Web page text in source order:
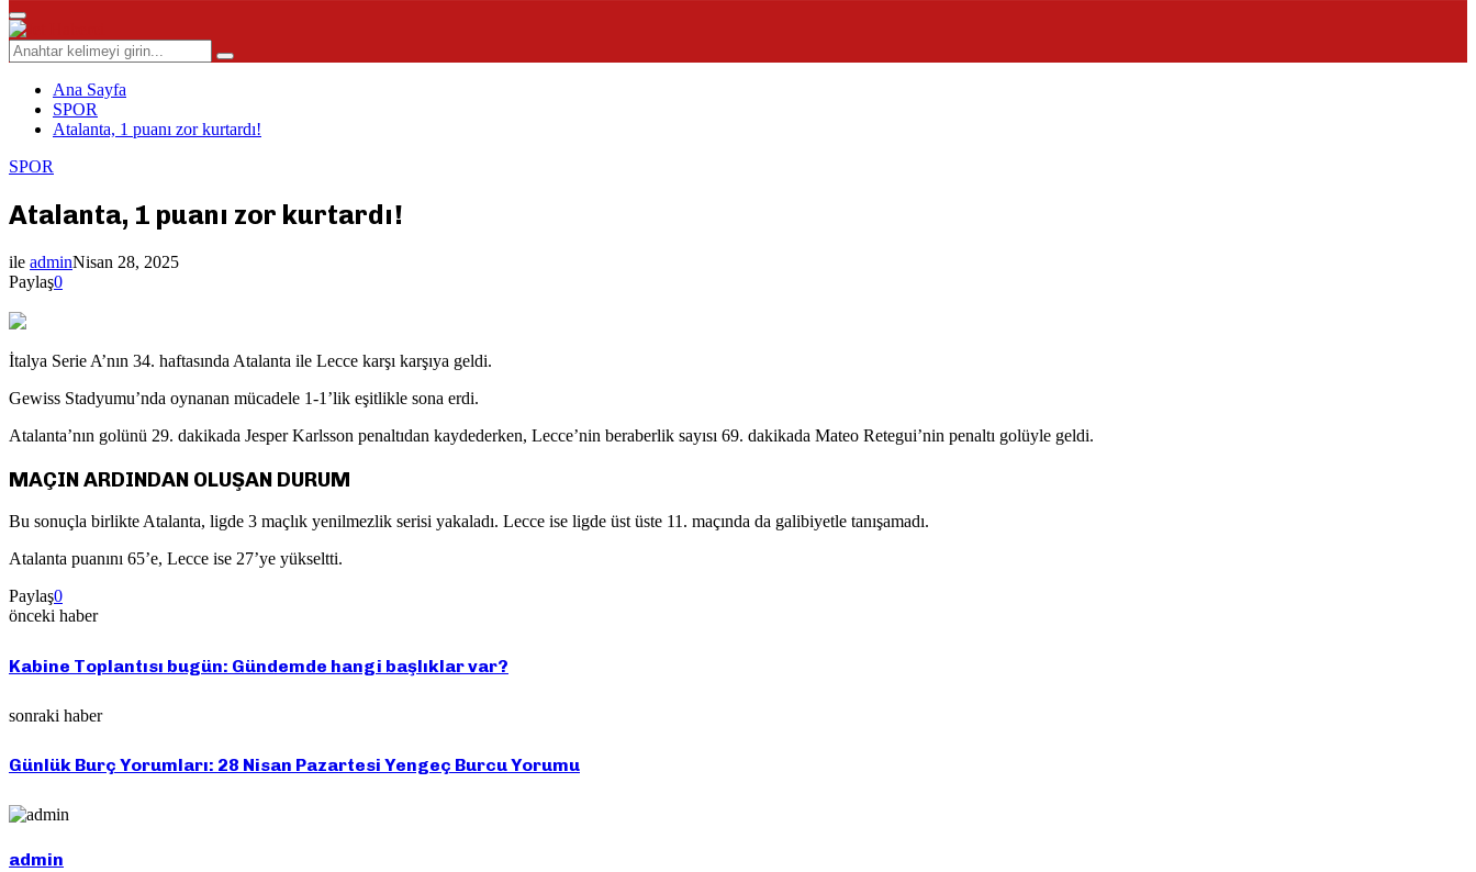
Primary
Menu
Search
for:
Search
Ana Sayfa
SPOR
Atalanta, 1 puanı zor kurtardı!
SPOR
Atalanta, 1 puanı zor kurtardı!
ile adminNisan 28, 2025
Paylaş0
İtalya Serie A’nın 34. haftasında Atalanta ile Lecce karşı karşıya geldi.
Gewiss Stadyumu’nda oynanan mücadele 1-1’lik eşitlikle sona erdi.
Atalanta’nın golünü 29. dakikada Jesper Karlsson penaltıdan kaydederken, Lecce’nin beraberlik sayısı 69. dakikada Mateo Retegui’nin penaltı golüyle geldi.
MAÇIN ARDINDAN OLUŞAN DURUM
Bu sonuçla birlikte Atalanta, ligde 3 maçlık yenilmezlik serisi yakaladı. Lecce ise ligde üst üste 11. maçında da galibiyetle tanışamadı.
Atalanta puanını 65’e, Lecce ise 27’ye yükseltti.
Paylaş0
önceki haber
Kabine Toplantısı bugün: Gündemde hangi başlıklar var?
sonraki haber
Günlük Burç Yorumları: 28 Nisan Pazartesi Yengeç Burcu Yorumu
admin